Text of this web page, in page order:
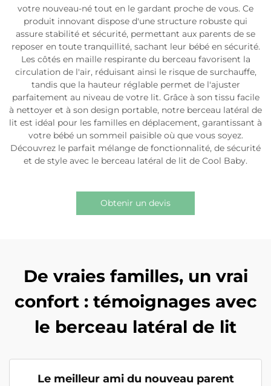
votre nouveau-né tout en le gardant proche de vous. Ce
produit innovant dispose d'une structure robuste qui
assure stabilité et sécurité, permettant aux parents de se
reposer en toute tranquillité, sachant leur bébé en sécurité.
Les côtés en maille respirante du berceau favorisent la
circulation de l'air, réduisant ainsi le risque de surchauffe,
tandis que la hauteur réglable permet de l'ajuster
parfaitement au niveau de votre lit. Grâce à son tissu facile
à nettoyer et à son design portable, notre berceau latéral de
lit est idéal pour les familles en déplacement, garantissant à
votre bébé un sommeil paisible où que vous soyez.
Découvrez le parfait mélange de fonctionnalité, de sécurité
et de style avec le berceau latéral de lit de Cool Baby.
Obtenir un devis
De vraies familles, un vrai
confort : témoignages avec
le berceau latéral de lit
Le meilleur ami du nouveau parent